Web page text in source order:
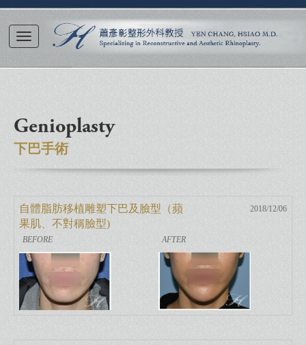
Genioplasty
下巴手術
自體脂肪移植雕塑下巴及臉型（蘋
果肌、不對稱臉型)
2018/12/06